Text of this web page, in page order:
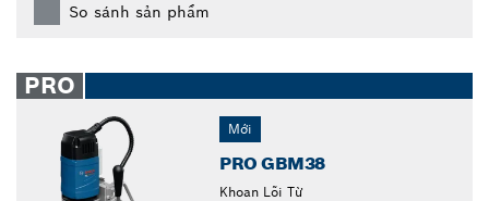
So sánh sản phẩm
PRO
Mới
PRO GBM38
Khoan Lõi Từ